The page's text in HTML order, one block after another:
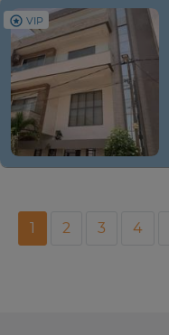
VIP
1 2 3 4